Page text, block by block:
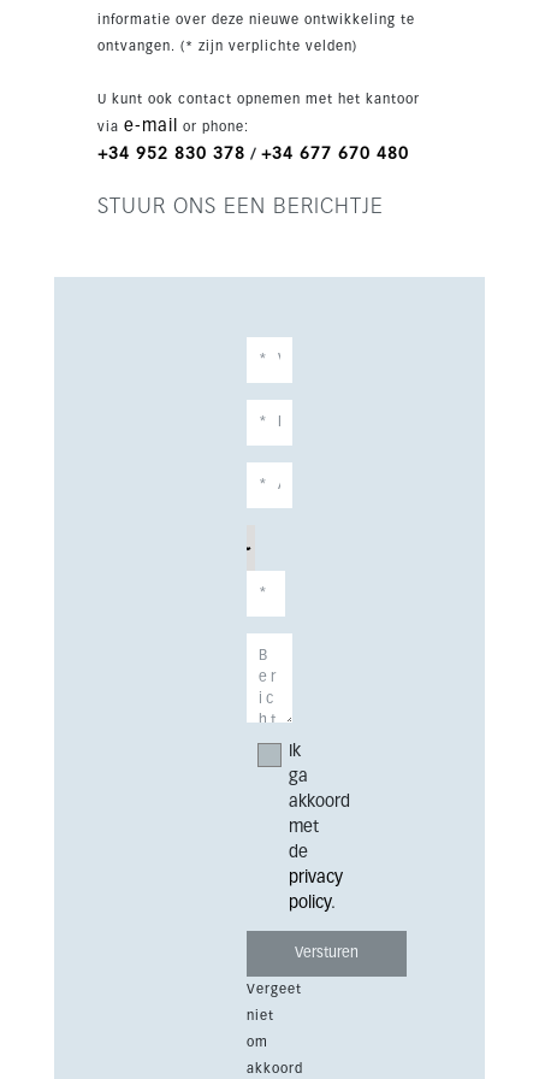
auto's, op enkele minuten van het strand,
winkels, scholen en golfbanen.
informatie over deze nieuwe ontwikkeling te
ontvangen. (* zijn verplichte velden)
U kunt ook contact opnemen met het kantoor
via e-mail or phone:
+34 952 830 378 / +34 677 670 480
STUUR ONS EEN BERICHTJE
Ik
ga
akkoord
met
de
privacy
policy.
Vergeet
niet
om
akkoord